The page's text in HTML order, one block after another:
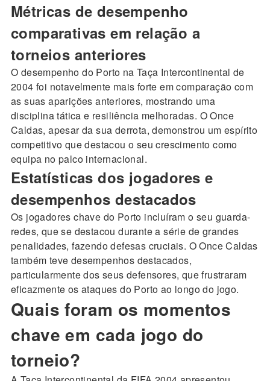
Métricas de desempenho
comparativas em relação a
torneios anteriores
O desempenho do Porto na Taça Intercontinental de
2004 foi notavelmente mais forte em comparação com
as suas aparições anteriores, mostrando uma
disciplina tática e resiliência melhoradas. O Once
Caldas, apesar da sua derrota, demonstrou um espírito
competitivo que destacou o seu crescimento como
equipa no palco internacional.
Estatísticas dos jogadores e
desempenhos destacados
Os jogadores chave do Porto incluíram o seu guarda-
redes, que se destacou durante a série de grandes
penalidades, fazendo defesas cruciais. O Once Caldas
também teve desempenhos destacados,
particularmente dos seus defensores, que frustraram
eficazmente os ataques do Porto ao longo do jogo.
Quais foram os momentos
chave em cada jogo do
torneio?